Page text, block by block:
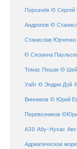
Порхачёв © Сергей
Андропов ©
Станислав Юрченко
© Сюзанна
Томас Пешак ©
Уайт © Эндрю Дэй
Винников © Юрий
Перевозников
А30 Абу-Нухас
Адриатическое море